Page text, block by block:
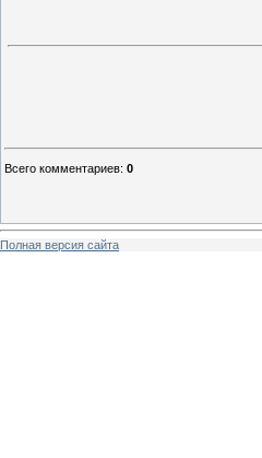
Всего комментариев: 0
Полная версия сайта